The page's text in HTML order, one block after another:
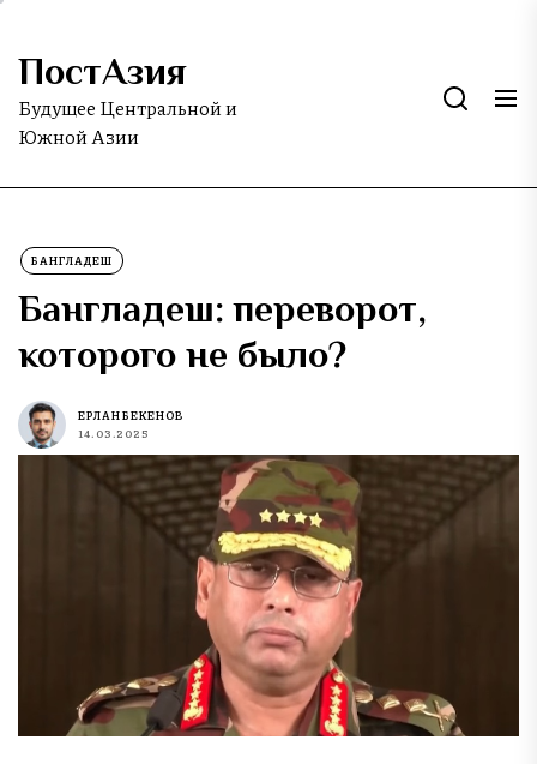
Skip
the
content
ПостАзия
Будущее Центральной и
Южной Азии
БАНГЛАДЕШ
Бангладеш: переворот,
которого не было?
ЕРЛАН БЕКЕНОВ
14.03.2025